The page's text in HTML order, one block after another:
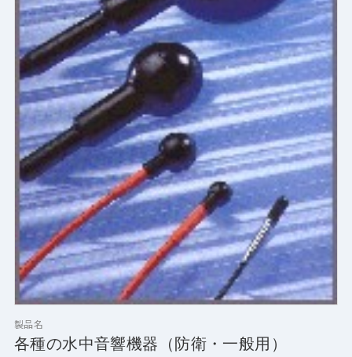
製品名
各種の水中音響機器（防衛・一般用）